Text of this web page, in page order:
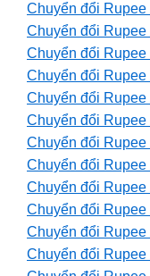
Chuyển đổi
Chuyển đổi
Chuyển đổi
Chuyển đổi
Chuyển đổi
Chuyển đổi
Chuyển đổi
Chuyển đổi
Chuyển đổi
Chuyển đổi
Chuyển đổi
Chuyển đổi